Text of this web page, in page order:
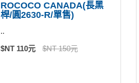
ROCOCO CANADA(長黑
桿/圓2630-R/單售)
..
$NT 110元 $NT 150元